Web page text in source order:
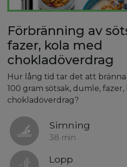
Förbränning av
fazer, kola med
chokladöverdrag
Hur lång tid tar det att bränna
100 gram sötsak, dumle, fazer,
chokladöverdrag?
Simning
38 min
Lopp